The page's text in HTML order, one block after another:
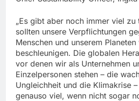
„Es gibt aber noch immer viel zu
sollten unsere Verpflichtungen
Menschen und unserem
beschleunigen. Die globalen
vor denen wir als Unternehmen
Einzelpersonen stehen – die
Ungleichheit und die Klimakrise
genauso viel, wenn nicht sogar